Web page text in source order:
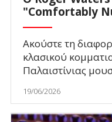
"Comfortably
Ακούστε τη
κλασικού
Παλαιστίνιας
19/06/2026